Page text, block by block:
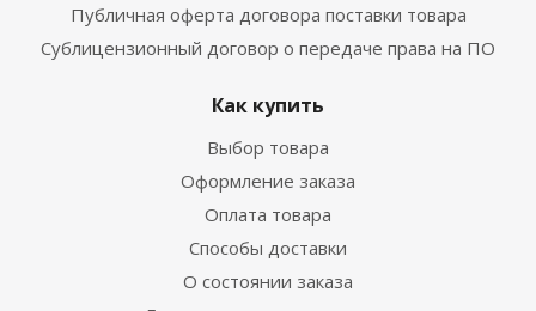
Публичная оферта договора поставки товара
Сублицензионный договор о передаче права на ПО
Как купить
Выбор товара
Оформление заказа
Оплата товара
Способы доставки
О состоянии заказа